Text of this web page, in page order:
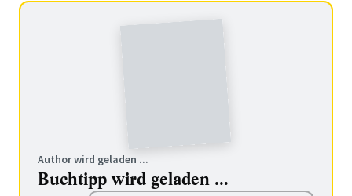
Author wird geladen ...
Buchtipp wird geladen ...